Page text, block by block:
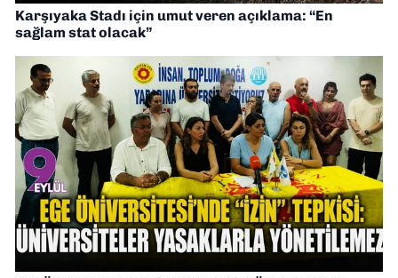
Karşıyaka Stadı için umut veren açıklama: “En
sağlam stat olacak”